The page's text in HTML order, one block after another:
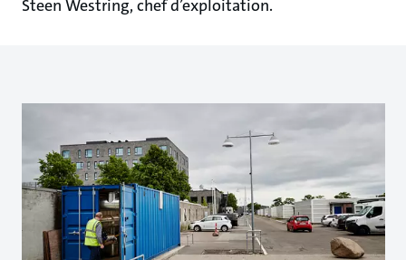
Steen Westring, chef d’exploitation.